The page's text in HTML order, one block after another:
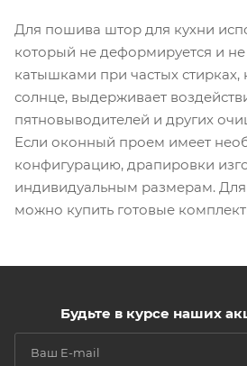
Для пошива штор для кухни
который не деформируется и
катышками при частых стирках,
солнце, выдерживает
пятновыводителей и других
Если оконный проем имеет
конфигурацию, драпировки
индивидуальным размерам. Для
можно купить готовые
Будьте в курсе наших